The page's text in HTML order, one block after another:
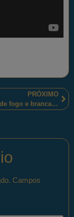
PRÓXIMO
3178 armas de fogo e brancas apreendidas em Portugal, pelos membros da Polícia de Segurança Pública, foram destruídas
Campos